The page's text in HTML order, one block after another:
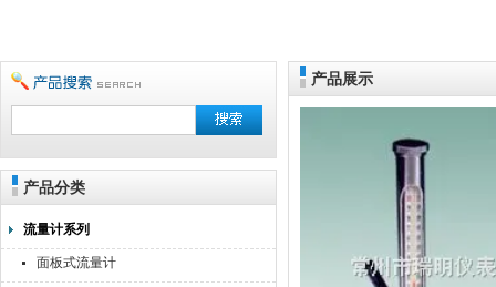
产品分类
流量计系列
面板式流量计
产品展示